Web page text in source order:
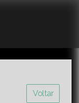
Voltar